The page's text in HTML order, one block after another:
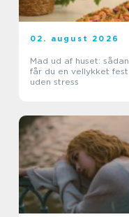
02. august 2026
Mad ud af huset: sådan
får du en vellykket fest
uden stress